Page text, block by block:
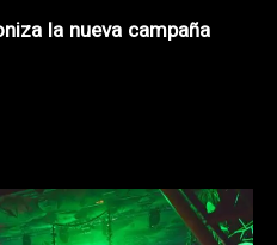
la nueva campaña